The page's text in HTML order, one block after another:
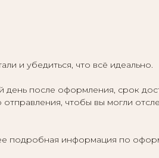
и убедиться, что всё идеально.
после оформления, срок
чтобы вы могли
информация по